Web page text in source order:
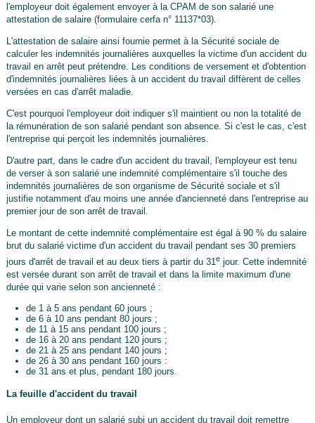
l'employeur doit également envoyer à la CPAM de son salarié une
attestation de salaire (formulaire cerfa n° 11137*03).
L'attestation de salaire ainsi fournie permet à la Sécurité sociale de
calculer les indemnités journalières auxquelles la victime d'un accident du
travail en arrêt peut prétendre. Les conditions de versement et d'obtention
d'indemnités journalières liées à un accident du travail diffèrent de celles
versées en cas d'arrêt maladie.
C'est pourquoi l'employeur doit indiquer s'il maintient ou non la totalité de
la rémunération de son salarié pendant son absence. Si c'est le cas, c'est
l'entreprise qui perçoit les indemnités journalières.
D'autre part, dans le cadre d'un accident du travail, l'employeur est tenu
de verser à son salarié une indemnité complémentaire s'il touche des
indemnités journalières de son organisme de Sécurité sociale et s'il
justifie notamment d'au moins une année d'ancienneté dans l'entreprise au
premier jour de son arrêt de travail.
Le montant de cette indemnité complémentaire est égal à 90 % du salaire
brut du salarié victime d'un accident du travail pendant ses 30 premiers
jours d'arrêt de travail et au deux tiers à partir du 31 ejour. Cette indemnité
est versée durant son arrêt de travail et dans la limite maximum d'une
durée qui varie selon son ancienneté :
de 1 à 5 ans pendant 60 jours ;
de 6 à 10 ans pendant 80 jours ;
de 11 à 15 ans pendant 100 jours ;
de 16 à 20 ans pendant 120 jours ;
de 21 à 25 ans pendant 140 jours ;
de 26 à 30 ans pendant 160 jours :
de 31 ans et plus, pendant 180 jours.
La feuille d'accident du travail
Un employeur dont un salarié subi un accident du travail doit remettre